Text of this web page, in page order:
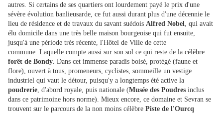
autres. Si certains de ses quartiers ont lourdement payé le prix d'une
sévère évolution banlieusarde, ce fut aussi durant plus d'une décennie le
lieu de résidence et de travaux du savant suédois Alfred Nobel, qui avait
élu domicile dans une très belle maison bourgeoise qui fut ensuite,
jusqu'à une période très récente, l'Hôtel de Ville de cette
commune. Laquelle compte aussi sur son sol ce qui reste de la célèbre
forêt de Bondy. Dans cet immense paradis boisé, protégé (faune et
flore), ouvert à tous, promeneurs, cyclistes, sommeille un vestige
industriel qui vaut le détour, puisqu'y a longtemps été active la
poudrerie, d'abord royale, puis nationale (Musée des Poudres inclus
dans ce patrimoine hors norme). Mieux encore, ce domaine et Sevran se
trouvent sur le parcours de la non moins célèbre Piste de l'Ourcq